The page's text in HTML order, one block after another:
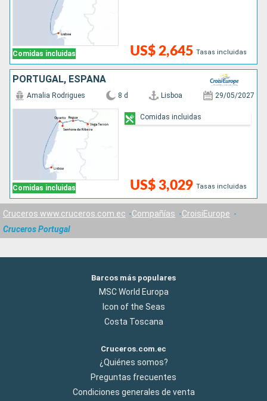
Comidas incluidas US$ 2,645 Tasas incluidas
PORTUGAL, ESPAÑA
Comidas incluidas
Amalia Rodrigues 8 d Lisboa 29/05/2027
US$ 3,029 Tasas incluidas
Comidas incluidas
Cruceros www.cruceros.com.ec Compañías
CroisiEurope
Cruceros Portugal
Barcos más populares
MSC World Europa
Icon of the Seas
Costa Toscana
Cruceros.com.ec
¿Quiénes somos?
Preguntas frecuentes
Condiciones generales de venta